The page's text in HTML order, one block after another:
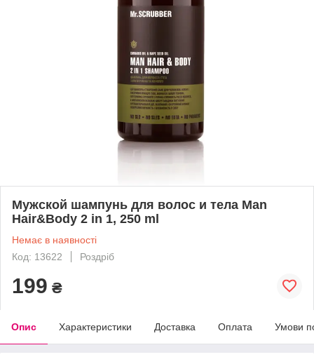
Мужской шампунь для волос и тела Man
Hair&Body 2 in 1, 250 ml
Немає в наявності
Код: 13622
Роздріб
199 ₴
Опис Характеристики Доставка Оплата Умови